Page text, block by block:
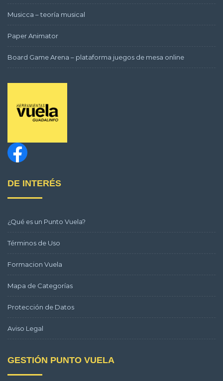
Musicca – teoría musical
Paper Animator
Board Game Arena – plataforma juegos de mesa online
DE INTERÉS
¿Qué es un Punto Vuela?
Términos de Uso
Formacion Vuela
Mapa de Categorías
Protección de Datos
Aviso Legal
GESTIÓN PUNTO VUELA